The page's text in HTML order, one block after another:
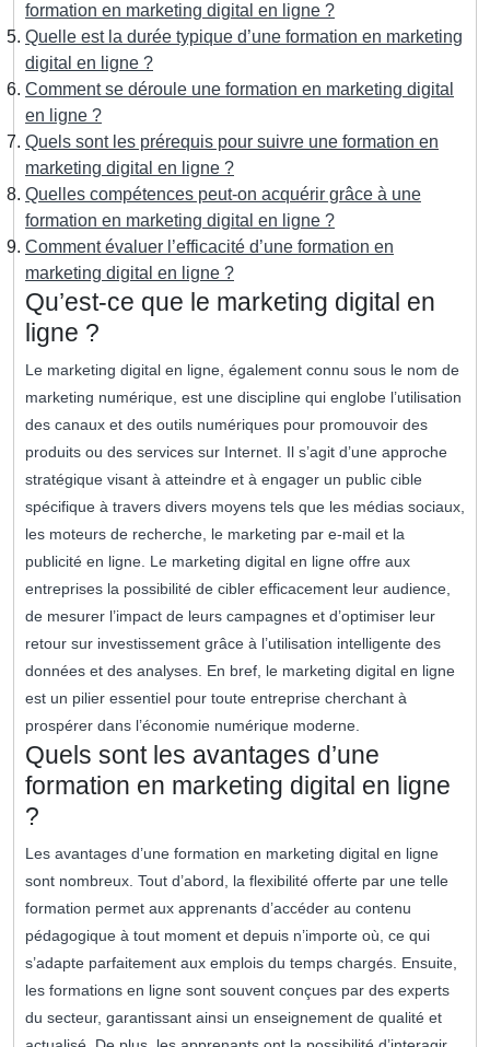
formation en marketing digital en ligne ?
Quelle est la durée typique d’une formation en marketing
digital en ligne ?
Comment se déroule une formation en marketing digital
en ligne ?
Quels sont les prérequis pour suivre une formation en
marketing digital en ligne ?
Quelles compétences peut-on acquérir grâce à une
formation en marketing digital en ligne ?
Comment évaluer l’efficacité d’une formation en
marketing digital en ligne ?
Qu’est-ce que le marketing digital en
ligne ?
Le marketing digital en ligne, également connu sous le nom de
marketing numérique, est une discipline qui englobe l’utilisation
des canaux et des outils numériques pour promouvoir des
produits ou des services sur Internet. Il s’agit d’une approche
stratégique visant à atteindre et à engager un public cible
spécifique à travers divers moyens tels que les médias sociaux,
les moteurs de recherche, le marketing par e-mail et la
publicité en ligne. Le marketing digital en ligne offre aux
entreprises la possibilité de cibler efficacement leur audience,
de mesurer l’impact de leurs campagnes et d’optimiser leur
retour sur investissement grâce à l’utilisation intelligente des
données et des analyses. En bref, le marketing digital en ligne
est un pilier essentiel pour toute entreprise cherchant à
prospérer dans l’économie numérique moderne.
Quels sont les avantages d’une
formation en marketing digital en ligne
?
Les avantages d’une formation en marketing digital en ligne
sont nombreux. Tout d’abord, la flexibilité offerte par une telle
formation permet aux apprenants d’accéder au contenu
pédagogique à tout moment et depuis n’importe où, ce qui
s’adapte parfaitement aux emplois du temps chargés. Ensuite,
les formations en ligne sont souvent conçues par des experts
du secteur, garantissant ainsi un enseignement de qualité et